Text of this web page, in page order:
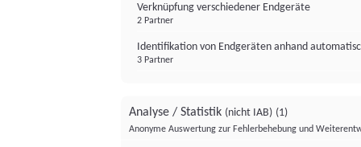
Verknüpfung verschiedener Endgeräte
2 Partner
Identifikation von Endgeräten anhand
3 Partner
Analyse / Statistik (nicht IAB) (1)
Anonyme Auswertung zur Fehlerbehebung und